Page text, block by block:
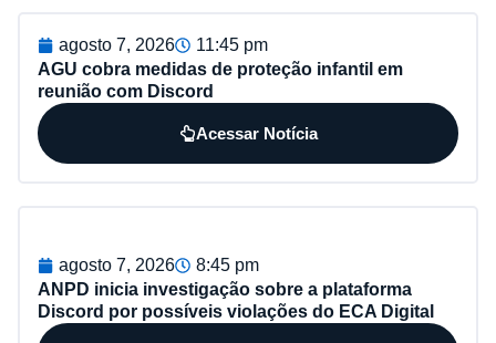
agosto 7, 2026
11:45 pm
AGU cobra medidas de proteção infantil em
reunião com Discord
Acessar Notícia
agosto 7, 2026
8:45 pm
ANPD inicia investigação sobre a plataforma
Discord por possíveis violações do ECA Digital